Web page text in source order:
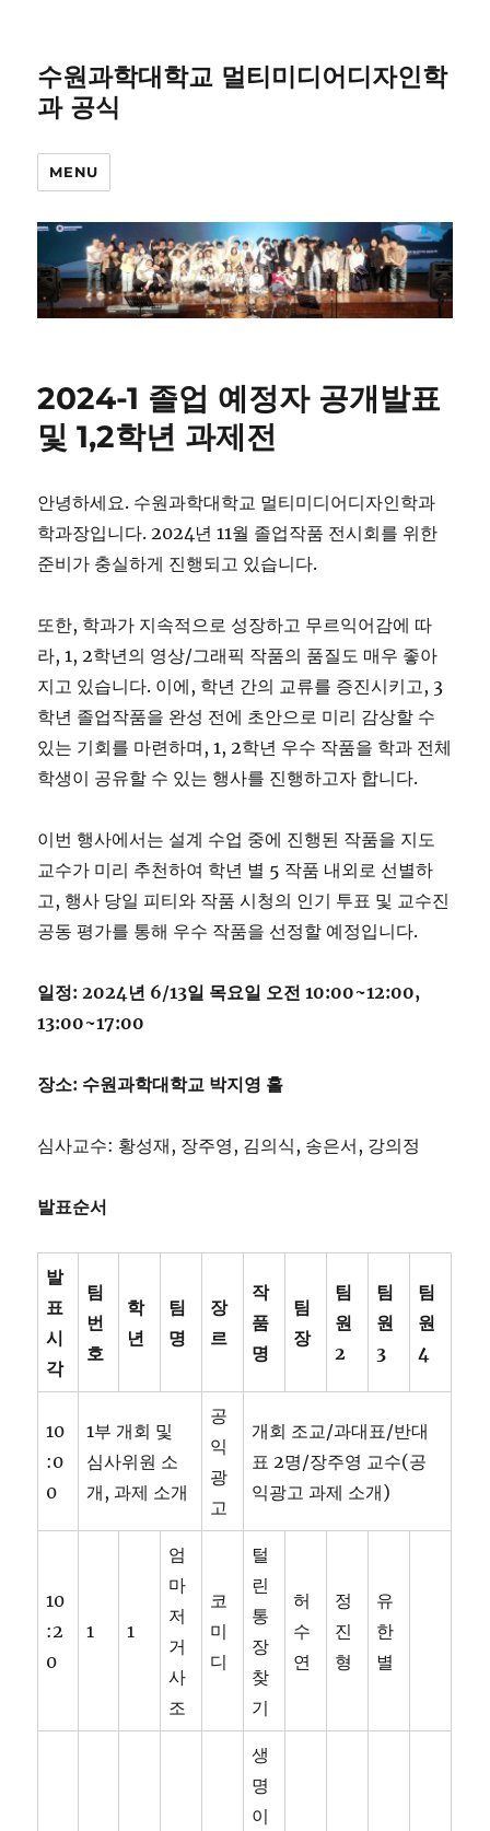
수원과학대학교 멀티미디어디자인학
과 공식
MENU
2024-1 졸업 예정자 공개발표
및 1,2학년 과제전
안녕하세요. 수원과학대학교 멀티미디어디자인학과
학과장입니다. 2024년 11월 졸업작품 전시회를 위한
준비가 충실하게 진행되고 있습니다.
또한, 학과가 지속적으로 성장하고 무르익어감에 따
라, 1, 2학년의 영상/그래픽 작품의 품질도 매우 좋아
지고 있습니다. 이에, 학년 간의 교류를 증진시키고, 3
학년 졸업작품을 완성 전에 초안으로 미리 감상할 수
있는 기회를 마련하며, 1, 2학년 우수 작품을 학과 전체
학생이 공유할 수 있는 행사를 진행하고자 합니다.
이번 행사에서는 설계 수업 중에 진행된 작품을 지도
교수가 미리 추천하여 학년 별 5 작품 내외로 선별하
고, 행사 당일 피티와 작품 시청의 인기 투표 및 교수진
공동 평가를 통해 우수 작품을 선정할 예정입니다.
일정: 2024년 6/13일 목요일 오전 10:00~12:00,
13:00~17:00
장소: 수원과학대학교 박지영 홀
심사교수: 황성재, 장주영, 김의식, 송은서, 강의정
발표순서
발
표
시
각
팀
번
호
학
년
팀
명
장
르
작
품
명
팀
장
팀
원
2
팀
원
3
팀
원
4
10
:0
0
1부 개회 및
심사위원 소
개, 과제 소개
공
익
광
고
개회 조교/과대표/반대
표 2명/장주영 교수(공
익광고 과제 소개)
10
:2
0
1 1
엄
마
저
거
사
조
코
미
디
털
린
통
장
찾
기
허
수
연
정
진
형
유
한
별
생
명
이